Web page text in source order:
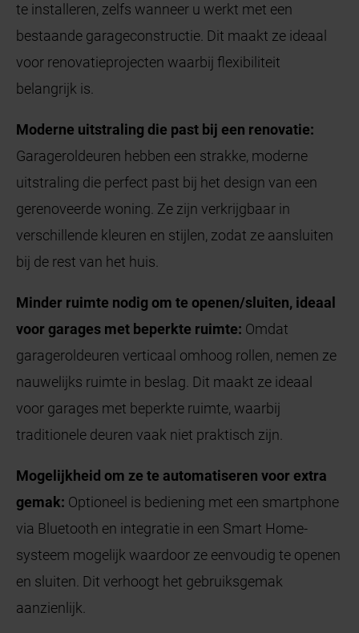
te installeren, zelfs wanneer u werkt met een
bestaande garageconstructie. Dit maakt ze ideaal
voor renovatieprojecten waarbij flexibiliteit
belangrijk is.
Moderne uitstraling die past bij een renovatie:
Garageroldeuren hebben een strakke, moderne
uitstraling die perfect past bij het design van een
gerenoveerde woning. Ze zijn verkrijgbaar in
verschillende kleuren en stijlen, zodat ze aansluiten
bij de rest van het huis.
Minder ruimte nodig om te openen/sluiten, ideaal
voor garages met beperkte ruimte: Omdat
garageroldeuren verticaal omhoog rollen, nemen ze
nauwelijks ruimte in beslag. Dit maakt ze ideaal
voor garages met beperkte ruimte, waarbij
traditionele deuren vaak niet praktisch zijn.
Mogelijkheid om ze te automatiseren voor extra
gemak: Optioneel is bediening met een smartphone
via Bluetooth en integratie in een Smart Home-
systeem mogelijk waardoor ze eenvoudig te openen
en sluiten. Dit verhoogt het gebruiksgemak
aanzienlijk.